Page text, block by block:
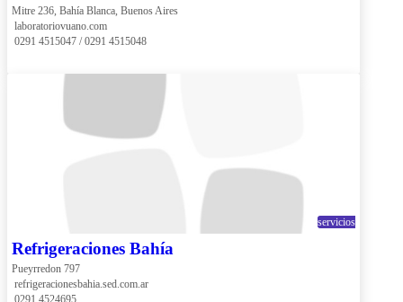
Mitre 236, Bahía Blanca, Buenos Aires
laboratoriovuano.com
0291 4515047 / 0291 4515048
servicios
Refrigeraciones Bahía
Pueyrredon 797
refrigeracionesbahia.sed.com.ar
0291 4524695